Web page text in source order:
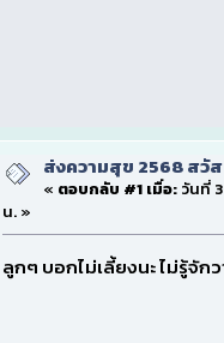
ส่งความสุข 2568 สวั
« ตอบกลับ #1 เมื่อ:วันที่
น. »
ลูกๆ บอกไม่เลี้ยงนะ ไม่รู้จั